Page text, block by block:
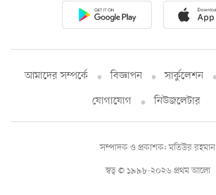
আমাদের সম্পর্কে বিজ্ঞাপন সার্কুলেশন
যোগাযোগ
নিউজলেটার
স্বত্ব © ১৯৯৮-২০২৬ প্রথম আলো
সম্পাদক ও প্রকাশক: মতিউর রহমান